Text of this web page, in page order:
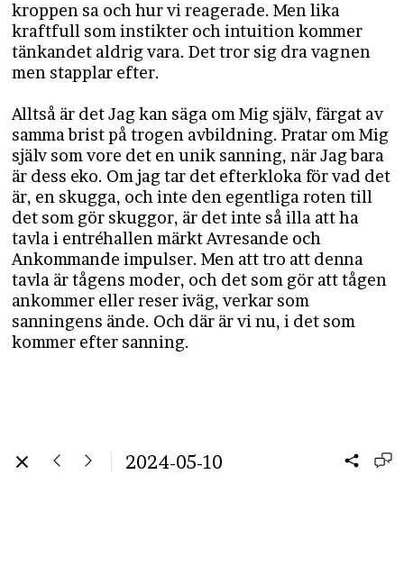
kroppen sa och hur vi reagerade. Men lika
kraftfull som instikter och intuition kommer
tänkandet aldrig vara. Det tror sig dra vagnen
men stapplar efter.
Alltså är det Jag kan säga om Mig själv, färgat av
samma brist på trogen avbildning. Pratar om Mig
själv som vore det en unik sanning, när Jag bara
är dess eko. Om jag tar det efterkloka för vad det
är, en skugga, och inte den egentliga roten till
det som gör skuggor, är det inte så illa att ha
tavla i entréhallen märkt Avresande och
Ankommande impulser. Men att tro att denna
tavla är tågens moder, och det som gör att tågen
ankommer eller reser iväg, verkar som
sanningens ände. Och där är vi nu, i det som
kommer efter sanning.
2024-05-10